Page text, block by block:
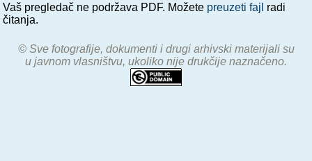
Vaš pregledač ne podržava PDF. Možete preuzeti fajl radi
čitanja.
© Sve fotografije, dokumenti i drugi arhivski materijali su
u javnom vlasništvu, ukoliko nije drukčije naznačeno.